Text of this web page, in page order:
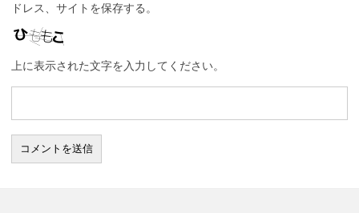
ドレス、サイトを保存する。
上に表示された文字を入力してください。